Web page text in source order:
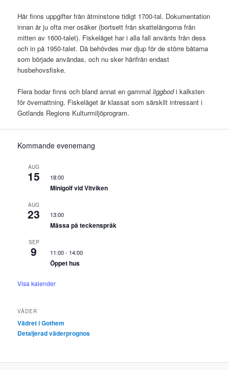
Här finns uppgifter från åtminstone tidigt 1700-tal. Dokumentation
innan är ju ofta mer osäker (bortsett från skattelängorna från
mitten av 1600-talet). Fiskeläget har i alla fall använts från dess
och in på 1950-talet. Då behövdes mer djup för de större båtarna
som började användas, och nu sker härifrån endast
husbehovsfiske.
Flera bodar finns och bland annat en gammalliggbodi kalksten
för övernattning. Fiskeläget är klassat som särskilt intressant i
Gotlands Regions Kulturmiljöprogram.
Kommande evenemang
AUG
15 18:00
Minigolf vid Vitviken
AUG
23 13:00
Mässa på teckenspråk
SEP
9 11:00- 14:00
Öppet hus
Visa kalender
VÄDER
Vädret i Gothem
Detaljerad väderprognos